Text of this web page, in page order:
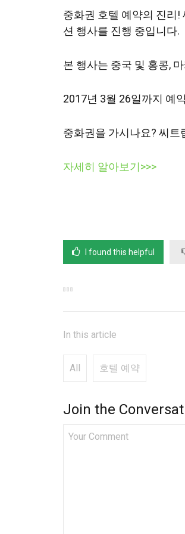
중화권 호텔 예약의 진리!
션 행사를 진행 중입니다.
본 행사는 중국 및 홍콩,
2017년 3월 26일까지 예
중화권을 가시나요? 씨트
자세히 알아보기>>>
I found this helpful
In this article
All 호텔 예약
Join the